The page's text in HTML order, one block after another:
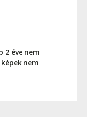
2 éve nem
nem